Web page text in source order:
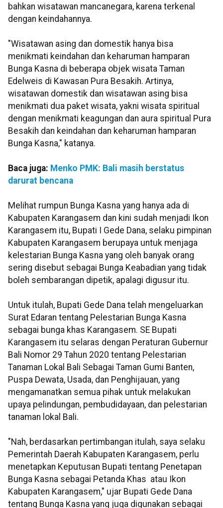
bahkan wisatawan mancanegara, karena terkenal
dengan keindahannya.
"Wisatawan asing dan domestik hanya bisa
menikmati keindahan dan keharuman hamparan
Bunga Kasna di beberapa objek wisata Taman
Edelweis di Kawasan Pura Besakih. Artinya,
wisatawan domestik dan wisatawan asing bisa
menikmati dua paket wisata, yakni wisata spiritual
dengan menikmati keagungan dan aura spiritual Pura
Besakih dan keindahan dan keharuman hamparan
Bunga Kasna," katanya.
Baca juga: Menko PMK: Bali masih berstatus
darurat bencana
Melihat rumpun Bunga Kasna yang hanya ada di
Kabupaten Karangasem dan kini sudah menjadi Ikon
Karangasem itu, Bupati I Gede Dana, selaku pimpinan
Kabupaten Karangasem berupaya untuk menjaga
kelestarian Bunga Kasna yang oleh banyak orang
sering disebut sebagai Bunga Keabadian yang tidak
boleh sembarangan dipetik, apalagi digusur itu.
Untuk itulah, Bupati Gede Dana telah mengeluarkan
Surat Edaran tentang Pelestarian Bunga Kasna
sebagai bunga khas Karangasem. SE Bupati
Karangasem itu selaras dengan Peraturan Gubernur
Bali Nomor 29 Tahun 2020 tentang Pelestarian
Tanaman Lokal Bali Sebagai Taman Gumi Banten,
Puspa Dewata, Usada, dan Penghijauan, yang
mengamanatkan semua pihak untuk melakukan
upaya pelindungan, pembudidayaan, dan pelestarian
tanaman lokal Bali.
"Nah, berdasarkan pertimbangan itulah, saya selaku
Pemerintah Daerah Kabupaten Karangasem, perlu
menetapkan Keputusan Bupati tentang Penetapan
Bunga Kasna sebagai Petanda Khas atau Ikon
Kabupaten Karangasem," ujar Bupati Gede Dana
tentang Bunga Kasna yang juga digunakan sebagai